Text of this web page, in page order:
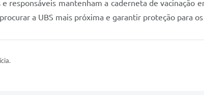
responsáveis mantenham a caderneta de vacinação
a UBS mais próxima e garantir proteção para